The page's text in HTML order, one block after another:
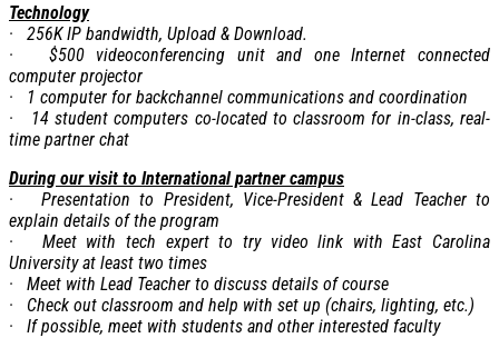
Technology
· 256K IP bandwidth, Upload & Download.
· $500 videoconferencing unit and one Internet connected
computer projector
· 1 computer for backchannel communications and coordination
· 14 student computers co-located to classroom for in-class, real-
time partner chat
During our visit to International partner campus
· Presentation to President, Vice-President & Lead Teacher to
explain details of the program
· Meet with tech expert to try video link with East Carolina
University at least two times
· Meet with Lead Teacher to discuss details of course
· Check out classroom and help with set up (chairs, lighting, etc.)
· If possible, meet with students and other interested faculty